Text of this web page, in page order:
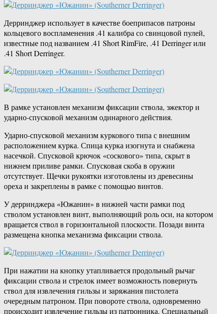
Дерринджер использует в качестве боеприпасов патроны
кольцевого воспламенения .41 калибра со свинцовой пулей,
известные под названием .41 Short RimFire, .41 Derringer или
.41 Short Derringer.
В рамке установлен механизм фиксации ствола, эжектор и
ударно-спусковой механизм одинарного действия.
Ударно-спусковой механизм куркового типа с внешним
расположением курка. Спица курка изогнута и снабжена
насечкой. Спусковой крючок «соскового» типа, скрыт в
нижнем приливе рамки. Спусковая скоба в оружии
отсутствует. Щечки рукоятки изготовлены из древесины
ореха и закреплены в рамке с помощью винтов.
У дерринджера «Южанин» в нижней части рамки под
стволом установлен винт, выполняющий роль оси, на котором
вращается ствол в горизонтальной плоскости. Позади винта
размещена кнопка механизма фиксации ствола.
При нажатии на кнопку утапливается продольный рычаг
фиксации ствола и стрелок имеет возможность повернуть
ствол для извлечения гильзы и заряжания пистолета
очередным патроном. При повороте ствола, одновременно
происходит извлечение гильзы из патронника. Специальный